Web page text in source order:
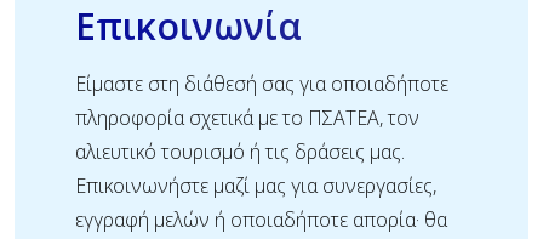
Επικοινωνία
Είμαστε στη διάθεσή σας για οποιαδήποτε
πληροφορία σχετικά με το ΠΣΑΤΕΑ, τον
αλιευτικό τουρισμό ή τις δράσεις μας.
Επικοινωνήστε μαζί μας για συνεργασίες,
εγγραφή μελών ή οποιαδήποτε απορία· θα